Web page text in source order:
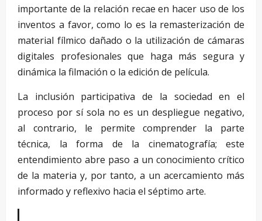
importante de la relación recae en hacer uso de los
inventos a favor, como lo es la remasterización de
material fílmico dañado o la utilización de cámaras
digitales profesionales que haga más segura y
dinámica la filmación o la edición de película.
La inclusión participativa de la sociedad en el
proceso por sí sola no es un despliegue negativo,
al contrario, le permite comprender la parte
técnica, la forma de la cinematografía; este
entendimiento abre paso a un conocimiento crítico
de la materia y, por tanto, a un acercamiento más
informado y reflexivo hacia el séptimo arte.